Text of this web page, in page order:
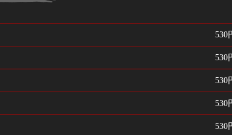
530
530
530
530
530